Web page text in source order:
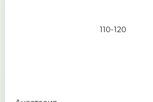
110-120